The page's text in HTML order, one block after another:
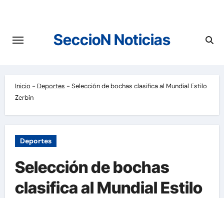
contenido
SeccioN Noticias
Inicio - Deportes - Selección de bochas clasifica al Mundial Estilo
Zerbín
Deportes
Selección de bochas
clasifica al Mundial Estilo